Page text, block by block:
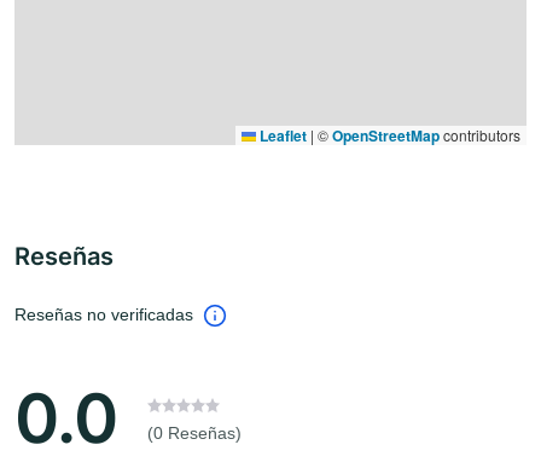
Leaflet | ©OpenStreetMapcontributors
Reseñas
Reseñas no verificadas
0.0 (0 Reseñas)